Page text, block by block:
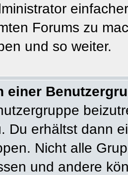
Forums zu
und so weiter.
einer
Du erhältst dann
Nicht alle
und andere